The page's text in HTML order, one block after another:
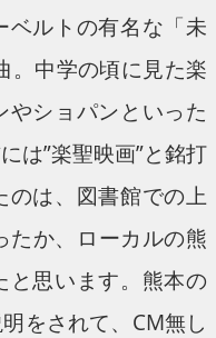
ベルトの有名な「未
。中学の頃に見た楽
ショパンといった
は”楽聖映画”と銘打
のは、図書館での上
たか、ローカルの熊
と思います。熊本の
をされて、CM無し